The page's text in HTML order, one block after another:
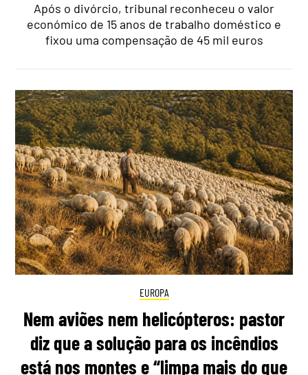
Após o divórcio, tribunal reconheceu o valor
económico de 15 anos de trabalho doméstico e
fixou uma compensação de 45 mil euros
EUROPA
Nem aviões nem helicópteros: pastor
diz que a solução para os incêndios
está nos montes e “limpa mais do que